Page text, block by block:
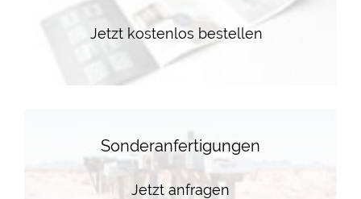
Jetzt kostenlos bestellen
Sonderanfertigungen
Jetzt anfragen